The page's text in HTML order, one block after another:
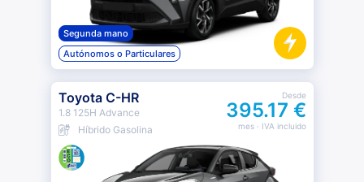
Segunda mano
Autónomos o Particulares
Toyota C-HR
1.8 125H Advance
Híbrido Gasolina
Desde
395.17 €
mes· IVA incluido